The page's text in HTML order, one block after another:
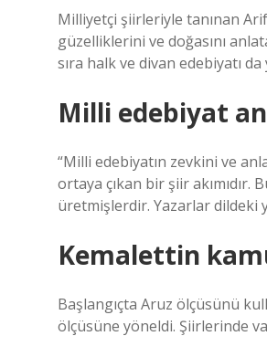
Milliyetçi şiirleriyle tanınan
güzelliklerini ve doğasını
sıra halk ve divan edebiyatı
Milli edebiyat
“Milli edebiyatın zevkini ve
ortaya çıkan bir şiir
üretmişlerdir. Yazarlar dildeki
Kemalettin
Başlangıçta Aruz ölçüsünü
ölçüsüne yöneldi. Şiirlerinde